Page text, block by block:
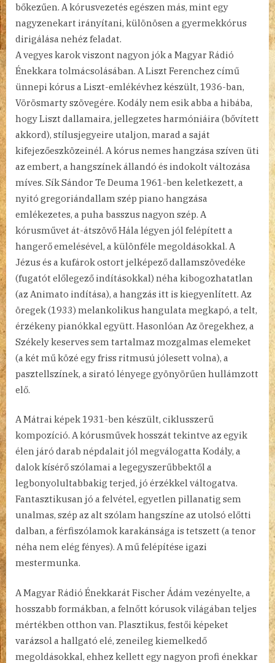
bőkezűen. A kórusvezetés egészen más, mint egy
nagyzenekart irányítani, különösen a gyermekkórus
dirigálása nehéz feladat.
A vegyes karok viszont nagyon jók a Magyar Rádió
Énekkara tolmácsolásában. A Liszt Ferenchez című
ünnepi kórus a Liszt-emlékévhez készült, 1936-ban,
Vörösmarty szövegére. Kodály nem esik abba a hibába,
hogy Liszt dallamaira, jellegzetes harmóniáira (bővített
akkord), stílusjegyeire utaljon, marad a saját
kifejezőeszközeinél. A kórus nemes hangzása szíven üti
az embert, a hangszínek állandó és indokolt változása
míves. Sík Sándor Te Deuma 1961-ben keletkezett, a
nyitó gregoriándallam szép piano hangzása
emlékezetes, a puha basszus nagyon szép. A
kórusművet át-átszövő Hála légyen jól felépített a
hangerő emelésével, a különféle megoldásokkal. A
Jézus és a kufárok ostort jelképező dallamszövedéke
(fugatót előlegező indításokkal) néha kibogozhatatlan
(az Animato indítása), a hangzás itt is kiegyenlített. Az
öregek (1933) melankolikus hangulata megkapó, a telt,
érzékeny pianókkal együtt. Hasonlóan Az öregekhez, a
Székely keserves sem tartalmaz mozgalmas elemeket
(a két mű közé egy friss ritmusú jólesett volna), a
pasztellszínek, a sirató lényege gyönyörűen hullámzott
elő.
A Mátrai képek 1931-ben készült, ciklusszerű
kompozíció. A kórusművek hosszát tekintve az egyik
élen járó darab népdalait jól megválogatta Kodály, a
dalok kísérő szólamai a legegyszerűbbektől a
legbonyolultabbakig terjed, jó érzékkel váltogatva.
Fantasztikusan jó a felvétel, egyetlen pillanatig sem
unalmas, szép az alt szólam hangszíne az utolsó előtti
dalban, a férfiszólamok karakánsága is tetszett (a tenor
néha nem elég fényes). A mű felépítése igazi
mestermunka.
A Magyar Rádió Énekkarát Fischer Ádám vezényelte, a
hosszabb formákban, a felnőtt kórusok világában teljes
mértékben otthon van. Plasztikus, festői képeket
varázsol a hallgató elé, zeneileg kiemelkedő
megoldásokkal, ehhez kellett egy nagyon profi énekkar